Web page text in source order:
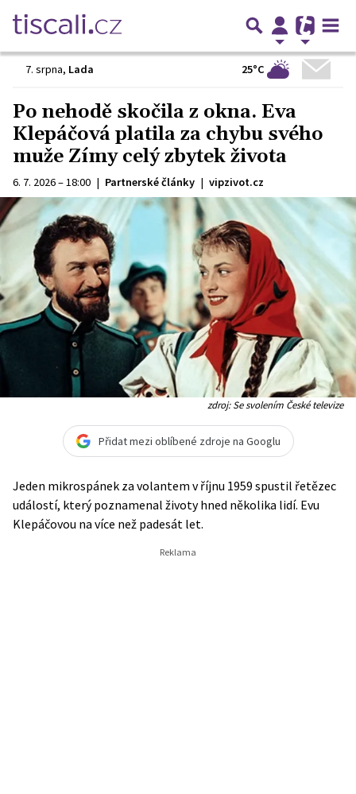
7. srpna, Lada 25°C
Po nehodě skočila z okna. Eva
Klepáčová platila za chybu svého
muže Zímy celý zbytek života
6. 7. 2026 – 18:00 | Partnerské články | vipzivot.cz
zdroj: Se svolením České televize
Přidat mezi oblíbené zdroje na Googlu
Jeden mikrospánek za volantem v říjnu 1959 spustil řetězec
událostí, který poznamenal životy hned několika lidí. Evu
Klepáčovou na více než padesát let.